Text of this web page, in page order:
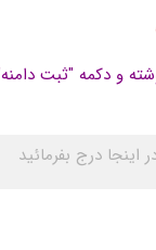
و دکمه "ثبت دامنه"